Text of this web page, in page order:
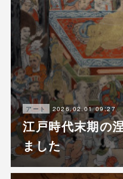
アート 2026.02.01 09:27
江戸時代末期の
ました